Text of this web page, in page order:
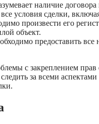
наличие
условия сделки,
произвести его
объект.
предоставить
с закреплением прав
за всеми